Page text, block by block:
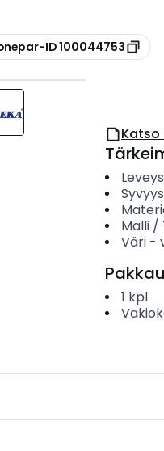
ID 100044753
Leveys
Syvyys
Malli /
Väri-
1 kpl